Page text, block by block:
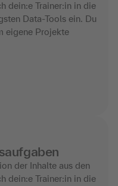
dein:e Trainer:in in die
Data-Tools ein. Du
eigene Projekte
der Inhalte aus den
dein:e Trainer:in in die